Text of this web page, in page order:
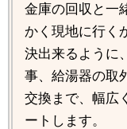
金庫の回収と一
かく現地に行く
決出来るように
事、給湯器の取
交換まで、幅広
ートします。